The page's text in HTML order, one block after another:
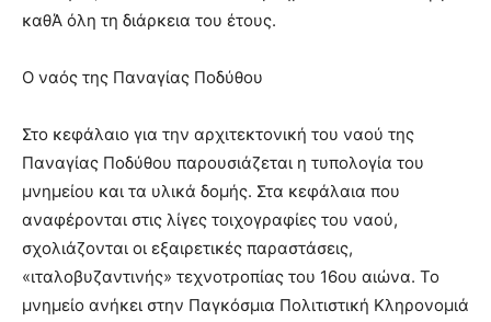
καθΆ όλη τη διάρκεια του έτους.
Ο ναός της Παναγίας Ποδύθου
Στο κεφάλαιο για την αρχιτεκτονική του ναού της
Παναγίας Ποδύθου παρουσιάζεται η τυπολογία του
μνημείου και τα υλικά δομής. Στα κεφάλαια που
αναφέρονται στις λίγες τοιχογραφίες του ναού,
σχολιάζονται οι εξαιρετικές παραστάσεις,
«ιταλοβυζαντινής» τεχνοτροπίας του 16ου αιώνα. Το
μνημείο ανήκει στην Παγκόσμια Πολιτιστική Kληρονομιά